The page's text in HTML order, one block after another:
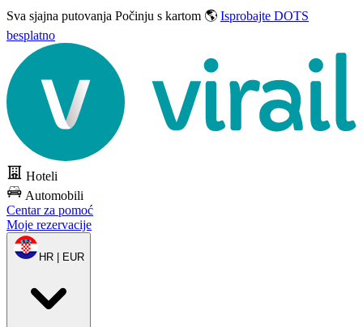
Sva sjajna putovanja Počinju s kartom 🌎 Isprobajte DOTS
besplatno
Hoteli
Automobili
Centar za pomoć
Moje rezervacije
HR | EUR